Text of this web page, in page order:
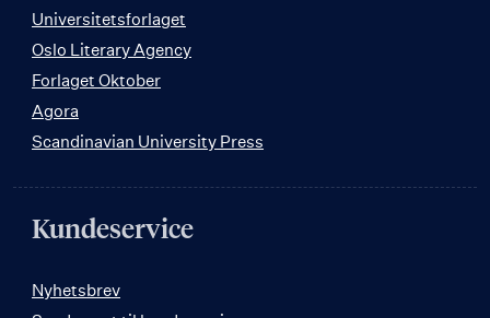
Universitetsforlaget
Oslo Literary Agency
Forlaget Oktober
Agora
Scandinavian University Press
Kundeservice
Nyhetsbrev